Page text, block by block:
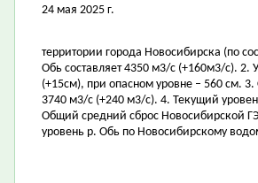
24 мая 2025 г.
территории города Новосибирска (по
Обь составляет 4350 м3/с (+160м3/с). 2.
(+15см), при опасном уровне – 560 см.
3740 м3/с (+240 м3/с). 4. Текущий
Общий средний сброс Новосибирской
уровень р. Обь по Новосибирскому